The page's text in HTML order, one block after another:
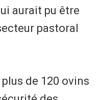
aurait pu être
pastoral
de 120 ovins